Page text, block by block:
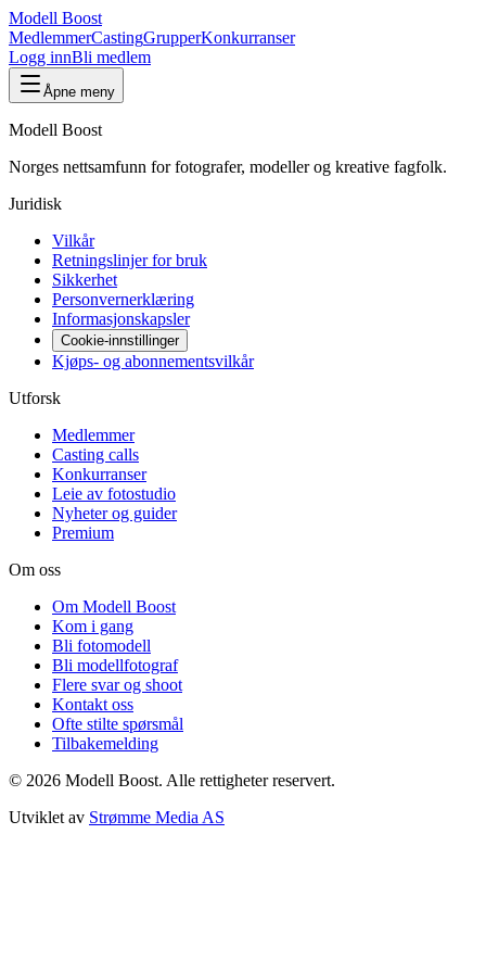
Modell Boost
MedlemmerCastingGrupperKonkurranser
Logg innBli medlem
Åpne meny
Modell Boost
Norges nettsamfunn for fotografer, modeller og kreative fagfolk.
Juridisk
Vilkår
Retningslinjer for bruk
Sikkerhet
Personvernerklæring
Informasjonskapsler
Cookie-innstillinger
Kjøps- og abonnementsvilkår
Utforsk
Medlemmer
Casting calls
Konkurranser
Leie av fotostudio
Nyheter og guider
Premium
Om oss
Om Modell Boost
Kom i gang
Bli fotomodell
Bli modellfotograf
Flere svar og shoot
Kontakt oss
Ofte stilte spørsmål
Tilbakemelding
© 2026 Modell Boost. Alle rettigheter reservert.
Utviklet av Strømme Media AS